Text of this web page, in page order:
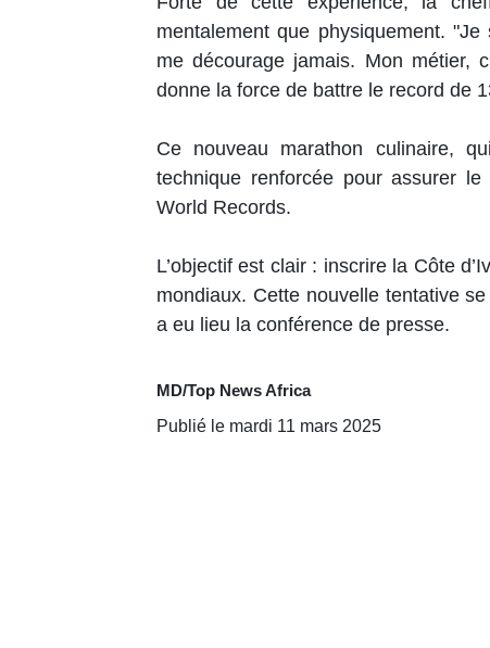
mentalement que physiquement.
me décourage jamais. Mon métier,
donne la force de battre le record de
Ce nouveau marathon culinaire,
technique renforcée pour assurer
World Records.
L’objectif est clair : inscrire la Côte
mondiaux. Cette nouvelle tentative
a eu lieu la conférence de presse.
MD/Top News Africa
Publié le mardi 11 mars 2025